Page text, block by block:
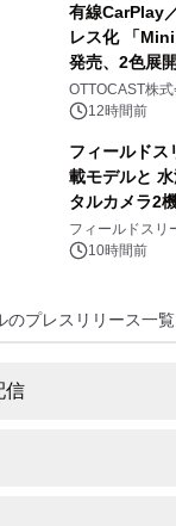
有線CarPlay
レス化 「
発売、2色展
OTTOCAST株式
12時間前
フィールドス
載モデルと
タルカメラ2
約1300万画素
ジ新登場
フィールドスリ
10時間前
のプレスリリース一覧
信